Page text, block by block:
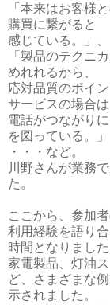
「本来はお客様
購買に繋がると
感じている。」、
「製品のテクニ
めれれるから、
応対品質のポイ
サービスの場合は
電話がつながり
を図っている。」
・・・など。
川野さんが業務
た。
ここから、参加
利用経験を語り合
時間となりまし
家電製品、灯油
ど、さまざまな
示されました。